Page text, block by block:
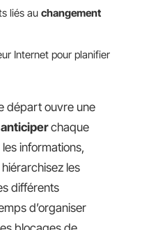
liés au changement
Internet pour planifier
départ ouvre une
anticiperchaque
informations,
les
différents
d’organiser